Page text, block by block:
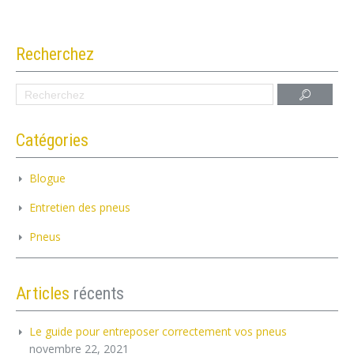
Recherchez
Catégories
Blogue
Entretien des pneus
Pneus
Articles récents
Le guide pour entreposer correctement vos pneus
novembre 22, 2021